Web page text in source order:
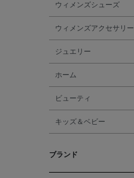
ウィメンズシューズ
ウィメンズアクセサリー
ジュエリー
ホーム
ビューティ
キッズ＆ベビー
ブランド